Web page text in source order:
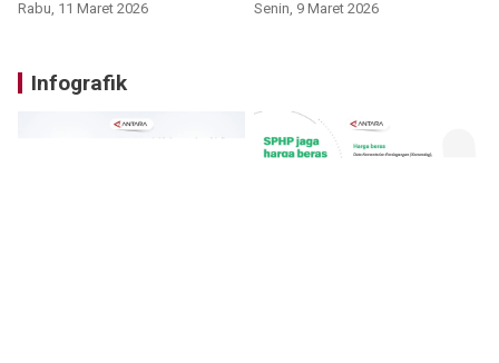
Rabu, 11 Maret 2026 Senin, 9 Maret 2026
Infografik